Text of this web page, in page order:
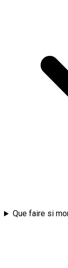
Que faire si